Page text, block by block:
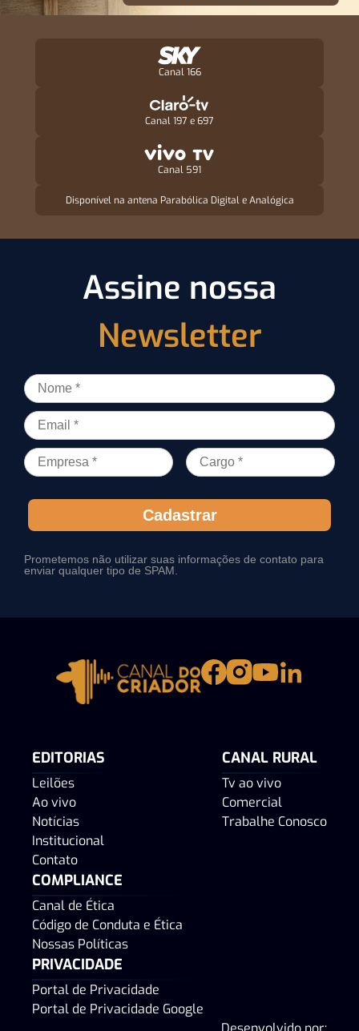
Canal 166
Canal 197 e 697
Canal 591
Disponível na antena Parabólica Digital e Analógica
Assine nossa
Newsletter
Cadastrar
Prometemos não utilizar suas informações de contato para
enviar qualquer tipo de SPAM.
EDITORIAS
Leilões
Ao vivo
Notícias
Institucional
Contato
CANAL RURAL
Tv ao vivo
Comercial
Trabalhe Conosco
COMPLIANCE
Canal de Ética
Código de Conduta e Ética
Nossas Políticas
PRIVACIDADE
Portal de Privacidade
Portal de Privacidade Google